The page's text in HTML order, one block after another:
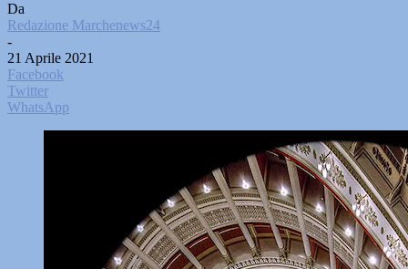
Da
Redazione Marchenews24
-
21 Aprile 2021
Facebook
Twitter
WhatsApp